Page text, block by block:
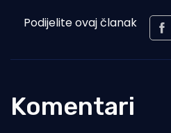
Podijelite ovaj članak
Komentari